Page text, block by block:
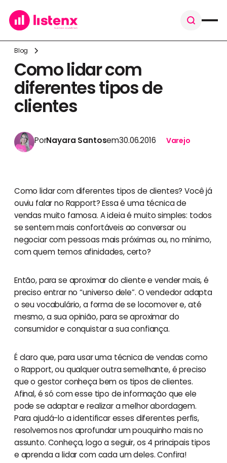
Blog
Como lidar com
diferentes tipos de
clientes
PorNayara Santosem30.06.2016 Varejo
Como lidar com diferentes tipos de clientes? Você já
ouviu falar no Rapport? Essa é uma técnica de
vendas muito famosa. A ideia é muito simples: todos
se sentem mais confortáveis ao conversar ou
negociar com pessoas mais próximas ou, no mínimo,
com quem temos afinidades, certo?
Então, para se aproximar do cliente e vender mais, é
preciso entrar no “universo dele”. O vendedor adapta
o seu vocabulário, a forma de se locomover e, até
mesmo, a sua opinião, para se aproximar do
consumidor e conquistar a sua confiança.
É claro que, para usar uma técnica de vendas como
o Rapport, ou qualquer outra semelhante, é preciso
que o gestor conheça bem os tipos de clientes.
Afinal, é só com esse tipo de informação que ele
pode se adaptar e realizar a melhor abordagem.
Para ajudá-lo a identificar esses diferentes perfis,
resolvemos nos aprofundar um pouquinho mais no
assunto. Conheça, logo a seguir, os 4 principais tipos
e aprenda a lidar com cada um deles. Confira!